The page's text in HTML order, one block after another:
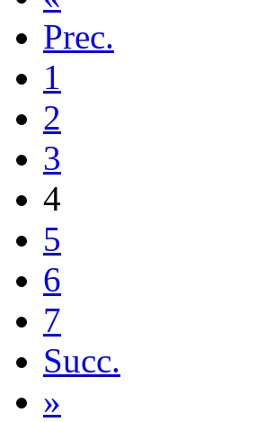
Prec.
1
2
3
4
5
6
7
Succ.
»